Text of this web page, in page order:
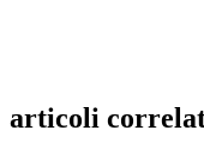
articoli